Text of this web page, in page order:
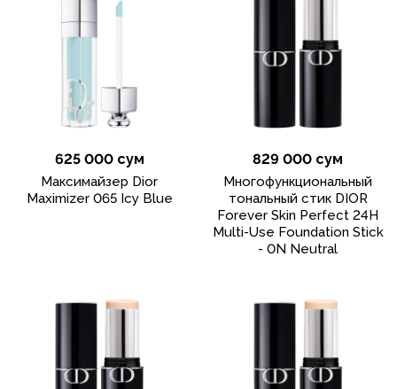
625 000 сум
Максимайзер Dior
Maximizer 065 Icy Blue
829 000 сум
Многофункциональный
тональный стик DIOR
Forever Skin Perfect 24H
Multi-Use Foundation Stick
- 0N Neutral